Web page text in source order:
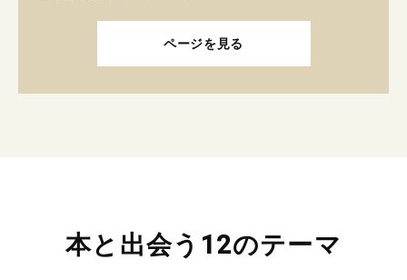
ページを見る
本と出会う12のテーマ